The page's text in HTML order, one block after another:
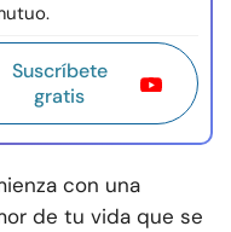
Suscríbete
gratis
con una
de tu vida que se